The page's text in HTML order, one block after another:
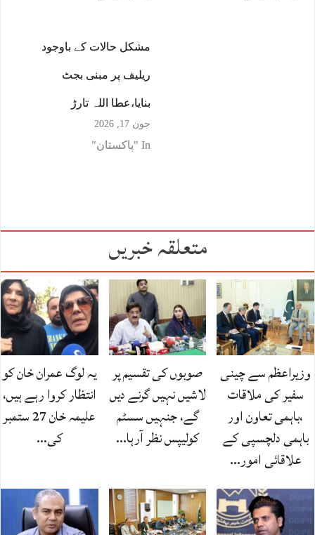
مشکل حالات کے باوجود
ریلیف پر مبنی بجٹ
بنایا،عطا اللہ تارڑ
جون 17, 2026
In "پاکستان"
متعلقہ خبریں
وزیراعظم سے چینی
سفیر کی ملاقات
،باہمی تعاون اور
باہمی دلچسپی کے
علاقائی امور…
صوبوں کی تقسیم پر
لاشیں نہیں گرنے دیں
گے، جنہیں سسٹم
کولیپس نظر آرہا…
یہ لوگ عمران خان کو
انتظار کروا رہے ہیں،
علیمہ خان 27 ستمبر
کی…